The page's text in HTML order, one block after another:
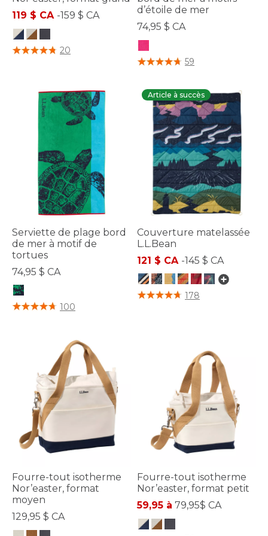
119 $ CA -159 $ CA
3,3 sur 5 Évaluation des clients
20
d’étoile de mer
74,95 $ CA
5 sur 5 Évaluation des clients
59
Serviette de plage bord
de mer à motif de
tortues
74,95 $ CA
5 sur 5 Évaluation des clients
100
Article à succès
Couverture matelassée
L.L.Bean
121 $ CA -145 $ CA
4,4 sur 5 Évaluation des clients
178
Fourre-tout isotherme
Nor’easter, format
moyen
129,95 $ CA
Fourre-tout isotherme
Nor’easter, format petit
59,95 à 79,95$ CA